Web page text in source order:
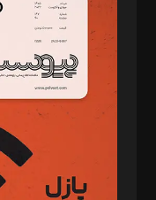
دبیر تحریریه: میثم قاسمی
د‌بیر ناداستان: سمانه سمیع
د‌بیر خدمت و تجارت:
د‌بیر حقوق فناوری:
د‌بیر پیوست جهان: مینا
د‌بیر تحریریه آنلاین: بابک
تحریریه‌: مجتبی محمود‌ی،
مصطفی مسجدی آرانی،